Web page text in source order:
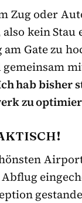
Zug oder
kein Stau
Gate zu
hab bisher
zu